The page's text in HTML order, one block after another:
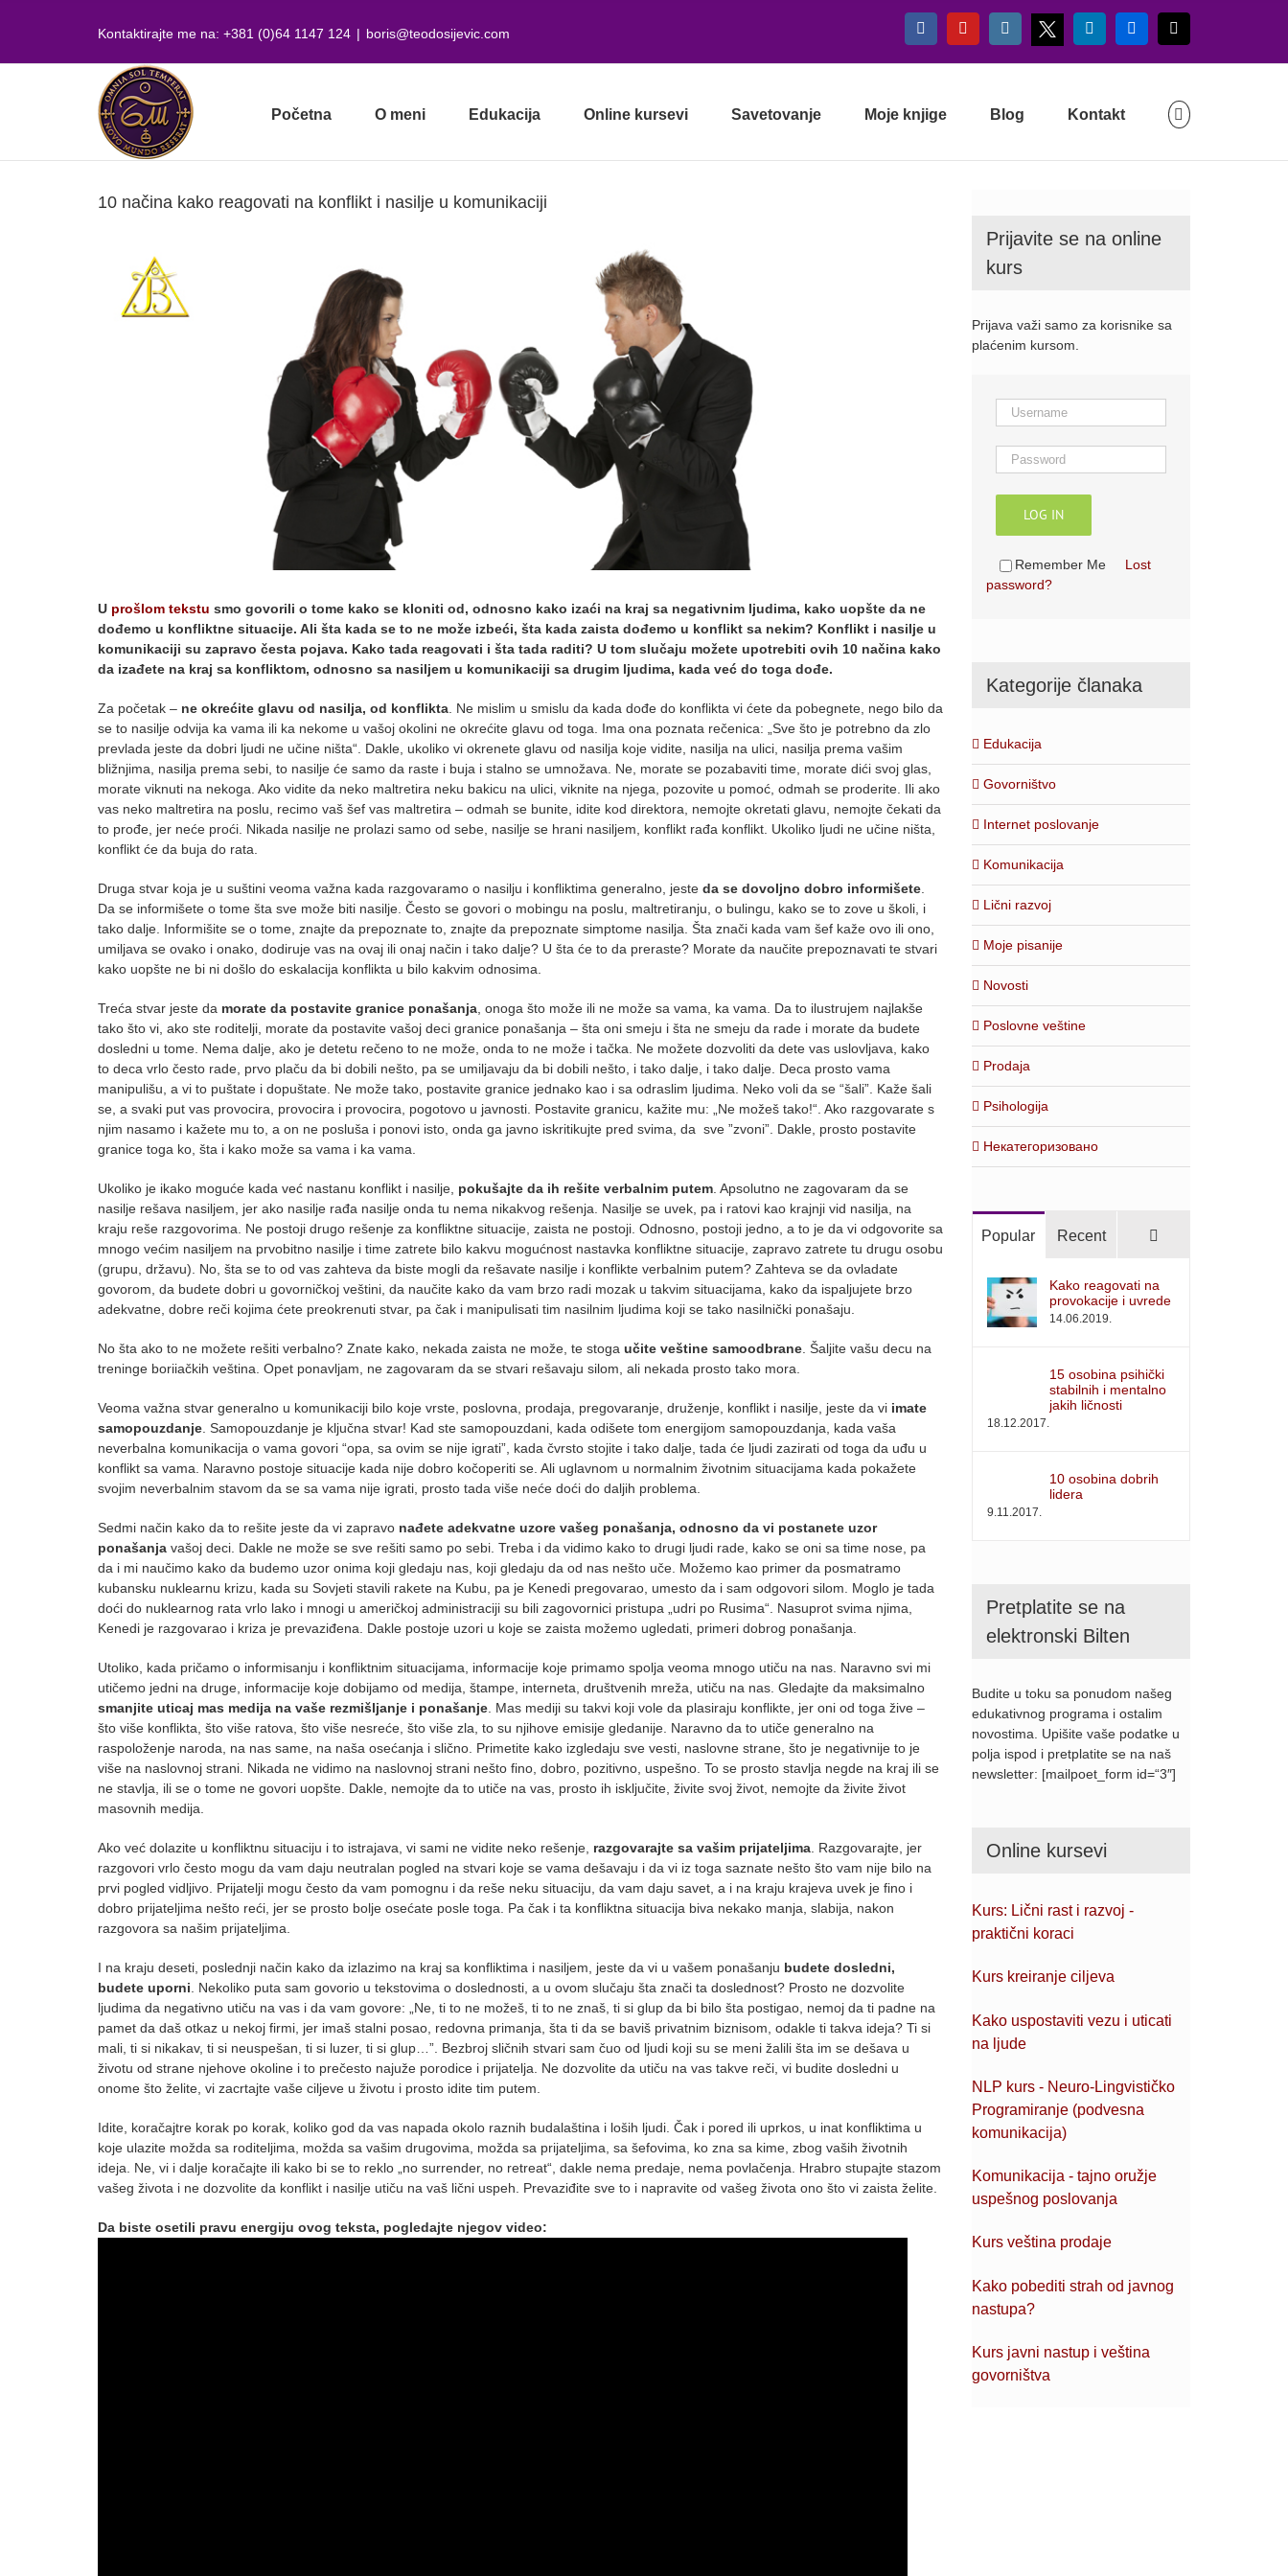
Kontaktirajte me na: +381 (0)64 1147 124 | boris@teodosijevic.com FacebookYouTubeInstagram
X LinkedInFlickr
Početna O meni Edukacija Online kursevi Savetovanje Moje knjige Blog Kontakt
10 načina kako reagovati na konflikt i nasilje u komunikaciji
Larger
Image
U prošlom tekstu smo govorili o tome kako se kloniti od, odnosno kako izaći na kraj sa negativnim ljudima, kako uopšte da ne
dođemo u konfliktne situacije. Ali šta kada se to ne može izbeći, šta kada zaista dođemo u konflikt sa nekim? Konflikt i nasilje u
komunikaciji su zapravo česta pojava. Kako tada reagovati i šta tada raditi? U tom slučaju možete upotrebiti ovih 10 načina kako
da izađete na kraj sa konfliktom, odnosno sa nasiljem u komunikaciji sa drugim ljudima, kada već do toga dođe.
Za početak – ne okrećite glavu od nasilja, od konflikta. Ne mislim u smislu da kada dođe do konflikta vi ćete da pobegnete, nego bilo da
se to nasilje odvija ka vama ili ka nekome u vašoj okolini ne okrećite glavu od toga. Ima ona poznata rečenica: „Sve što je potrebno da zlo
prevlada jeste da dobri ljudi ne učine ništa“. Dakle, ukoliko vi okrenete glavu od nasilja koje vidite, nasilja na ulici, nasilja prema vašim
bližnjima, nasilja prema sebi, to nasilje će samo da raste i buja i stalno se umnožava. Ne, morate se pozabaviti time, morate dići svoj glas,
morate viknuti na nekoga. Ako vidite da neko maltretira neku bakicu na ulici, viknite na njega, pozovite u pomoć, odmah se proderite. Ili ako
vas neko maltretira na poslu, recimo vaš šef vas maltretira – odmah se bunite, idite kod direktora, nemojte okretati glavu, nemojte čekati da
to prođe, jer neće proći. Nikada nasilje ne prolazi samo od sebe, nasilje se hrani nasiljem, konflikt rađa konflikt. Ukoliko ljudi ne učine ništa,
konflikt će da buja do rata.
Druga stvar koja je u suštini veoma važna kada razgovaramo o nasilju i konfliktima generalno, jeste da se dovoljno dobro informišete.
Da se informišete o tome šta sve može biti nasilje. Često se govori o mobingu na poslu, maltretiranju, o bulingu, kako se to zove u školi, i
tako dalje. Informišite se o tome, znajte da prepoznate to, znajte da prepoznate simptome nasilja. Šta znači kada vam šef kaže ovo ili ono,
umiljava se ovako i onako, dodiruje vas na ovaj ili onaj način i tako dalje? U šta će to da preraste? Morate da naučite prepoznavati te stvari
kako uopšte ne bi ni došlo do eskalacija konflikta u bilo kakvim odnosima.
Treća stvar jeste da morate da postavite granice ponašanja, onoga što može ili ne može sa vama, ka vama. Da to ilustrujem najlakše
tako što vi, ako ste roditelji, morate da postavite vašoj deci granice ponašanja – šta oni smeju i šta ne smeju da rade i morate da budete
dosledni u tome. Nema dalje, ako je detetu rečeno to ne može, onda to ne može i tačka. Ne možete dozvoliti da dete vas uslovljava, kako
to deca vrlo često rade, prvo plaču da bi dobili nešto, pa se umiljavaju da bi dobili nešto, i tako dalje, i tako dalje. Deca prosto vama
manipulišu, a vi to puštate i dopuštate. Ne može tako, postavite granice jednako kao i sa odraslim ljudima. Neko voli da se “šali”. Kaže šali
se, a svaki put vas provocira, provocira i provocira, pogotovo u javnosti. Postavite granicu, kažite mu: „Ne možeš tako!“. Ako razgovarate s
njim nasamo i kažete mu to, a on ne posluša i ponovi isto, onda ga javno iskritikujte pred svima, da sve ”zvoni”. Dakle, prosto postavite
granice toga ko, šta i kako može sa vama i ka vama.
Ukoliko je ikako moguće kada već nastanu konflikt i nasilje, pokušajte da ih rešite verbalnim putem. Apsolutno ne zagovaram da se
nasilje rešava nasiljem, jer ako nasilje rađa nasilje onda tu nema nikakvog rešenja. Nasilje se uvek, pa i ratovi kao krajnji vid nasilja, na
kraju reše razgovorima. Ne postoji drugo rešenje za konfliktne situacije, zaista ne postoji. Odnosno, postoji jedno, a to je da vi odgovorite sa
mnogo većim nasiljem na prvobitno nasilje i time zatrete bilo kakvu mogućnost nastavka konfliktne situacije, zapravo zatrete tu drugu osobu
(grupu, državu). No, šta se to od vas zahteva da biste mogli da rešavate nasilje i konflikte verbalnim putem? Zahteva se da ovladate
govorom, da budete dobri u govorničkoj veštini, da naučite kako da vam brzo radi mozak u takvim situacijama, kako da ispaljujete brzo
adekvatne, dobre reči kojima ćete preokrenuti stvar, pa čak i manipulisati tim nasilnim ljudima koji se tako nasilnički ponašaju.
No šta ako to ne možete rešiti verbalno? Znate kako, nekada zaista ne može, te stoga učite veštine samoodbrane. Šaljite vašu decu na
treninge boriiačkih veština. Opet ponavljam, ne zagovaram da se stvari rešavaju silom, ali nekada prosto tako mora.
Veoma važna stvar generalno u komunikaciji bilo koje vrste, poslovna, prodaja, pregovaranje, druženje, konflikt i nasilje, jeste da vi imate
samopouzdanje. Samopouzdanje je ključna stvar! Kad ste samopouzdani, kada odišete tom energijom samopouzdanja, kada vaša
neverbalna komunikacija o vama govori “opa, sa ovim se nije igrati”, kada čvrsto stojite i tako dalje, tada će ljudi zazirati od toga da uđu u
konflikt sa vama. Naravno postoje situacije kada nije dobro kočoperiti se. Ali uglavnom u normalnim životnim situacijama kada pokažete
svojim neverbalnim stavom da se sa vama nije igrati, prosto tada više neće doći do daljih problema.
Sedmi način kako da to rešite jeste da vi zapravo nađete adekvatne uzore vašeg ponašanja, odnosno da vi postanete uzor
ponašanja vašoj deci. Dakle ne može se sve rešiti samo po sebi. Treba i da vidimo kako to drugi ljudi rade, kako se oni sa time nose, pa
da i mi naučimo kako da budemo uzor onima koji gledaju nas, koji gledaju da od nas nešto uče. Možemo kao primer da posmatramo
kubansku nuklearnu krizu, kada su Sovjeti stavili rakete na Kubu, pa je Kenedi pregovarao, umesto da i sam odgovori silom. Moglo je tada
doći do nuklearnog rata vrlo lako i mnogi u američkoj administraciji su bili zagovornici pristupa „udri po Rusima“. Nasuprot svima njima,
Kenedi je razgovarao i kriza je prevaziđena. Dakle postoje uzori u koje se zaista možemo ugledati, primeri dobrog ponašanja.
Utoliko, kada pričamo o informisanju i konfliktnim situacijama, informacije koje primamo spolja veoma mnogo utiču na nas. Naravno svi mi
utičemo jedni na druge, informacije koje dobijamo od medija, štampe, interneta, društvenih mreža, utiču na nas. Gledajte da maksimalno
smanjite uticaj mas medija na vaše rezmišljanje i ponašanje. Mas mediji su takvi koji vole da plasiraju konflikte, jer oni od toga žive –
što više konflikta, što više ratova, što više nesreće, što više zla, to su njihove emisije gledanije. Naravno da to utiče generalno na
raspoloženje naroda, na nas same, na naša osećanja i slično. Primetite kako izgledaju sve vesti, naslovne strane, što je negativnije to je
više na naslovnoj strani. Nikada ne vidimo na naslovnoj strani nešto fino, dobro, pozitivno, uspešno. To se prosto stavlja negde na kraj ili se
ne stavlja, ili se o tome ne govori uopšte. Dakle, nemojte da to utiče na vas, prosto ih isključite, živite svoj život, nemojte da živite život
masovnih medija.
Ako već dolazite u konfliktnu situaciju i to istrajava, vi sami ne vidite neko rešenje, razgovarajte sa vašim prijateljima. Razgovarajte, jer
razgovori vrlo često mogu da vam daju neutralan pogled na stvari koje se vama dešavaju i da vi iz toga saznate nešto što vam nije bilo na
prvi pogled vidljivo. Prijatelji mogu često da vam pomognu i da reše neku situaciju, da vam daju savet, a i na kraju krajeva uvek je fino i
dobro prijateljima nešto reći, jer se prosto bolje osećate posle toga. Pa čak i ta konfliktna situacija biva nekako manja, slabija, nakon
razgovora sa našim prijateljima.
I na kraju deseti, poslednji način kako da izlazimo na kraj sa konfliktima i nasiljem, jeste da vi u vašem ponašanju budete dosledni,
budete uporni. Nekoliko puta sam govorio u tekstovima o doslednosti, a u ovom slučaju šta znači ta doslednost? Prosto ne dozvolite
ljudima da negativno utiču na vas i da vam govore: „Ne, ti to ne možeš, ti to ne znaš, ti si glup da bi bilo šta postigao, nemoj da ti padne na
pamet da daš otkaz u nekoj firmi, jer imaš stalni posao, redovna primanja, šta ti da se baviš privatnim biznisom, odakle ti takva ideja? Ti si
mali, ti si nikakav, ti si neuspešan, ti si luzer, ti si glup…”. Bezbroj sličnih stvari sam čuo od ljudi koji su se meni žalili šta im se dešava u
životu od strane njehove okoline i to prečesto najuže porodice i prijatelja. Ne dozvolite da utiču na vas takve reči, vi budite dosledni u
onome što želite, vi zacrtajte vaše ciljeve u životu i prosto idite tim putem.
Idite, koračajtre korak po korak, koliko god da vas napada okolo raznih budalaština i loših ljudi. Čak i pored ili uprkos, u inat konfliktima u
koje ulazite možda sa roditeljima, možda sa vašim drugovima, možda sa prijateljima, sa šefovima, ko zna sa kime, zbog vaših životnih
ideja. Ne, vi i dalje koračajte ili kako bi se to reklo „no surrender, no retreat“, dakle nema predaje, nema povlačenja. Hrabro stupajte stazom
vašeg života i ne dozvolite da konflikt i nasilje utiču na vaš lični uspeh. Prevaziđite sve to i napravite od vašeg života ono što vi zaista želite.
Da biste osetili pravu energiju ovog teksta, pogledajte njegov video:
Prijavite se na online
kurs
Prijava važi samo za korisnike sa
plaćenim kursom.
LOG IN
Remember Me
Lost
password?
Kategorije članaka
Edukacija
Govorništvo
Internet poslovanje
Komunikacija
Lični razvoj
Moje pisanije
Novosti
Poslovne veštine
Prodaja
Psihologija
Некатегоризовано
Popular Recent
Kako reagovati na
provokacije i uvrede
14.06.2019.
15 osobina psihički
stabilnih i mentalno
jakih ličnosti
18.12.2017.
10 osobina dobrih
lidera
9.11.2017.
Pretplatite se na
elektronski Bilten
Budite u toku sa ponudom našeg
edukativnog programa i ostalim
novostima. Upišite vaše podatke u
polja ispod i pretplatite se na naš
newsletter: [mailpoet_form id=“3″]
Online kursevi
Kurs: Lični rast i razvoj -
praktični koraci
Kurs kreiranje ciljeva
Kako uspostaviti vezu i uticati
na ljude
NLP kurs - Neuro-Lingvističko
Programiranje (podvesna
komunikacija)
Komunikacija - tajno oružje
uspešnog poslovanja
Kurs veština prodaje
Kako pobediti strah od javnog
nastupa?
Kurs javni nastup i veština
govorništva